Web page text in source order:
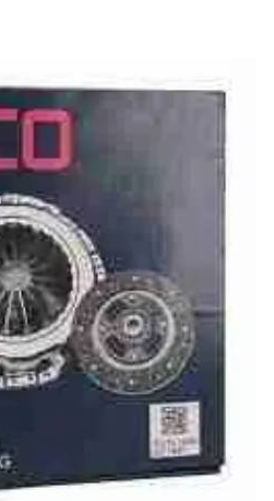
$60.000.$49.990.